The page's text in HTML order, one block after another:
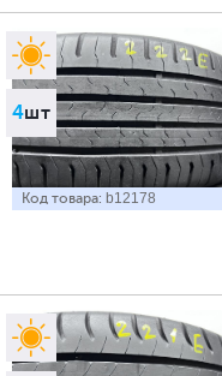
4шт
Код товара: b12178